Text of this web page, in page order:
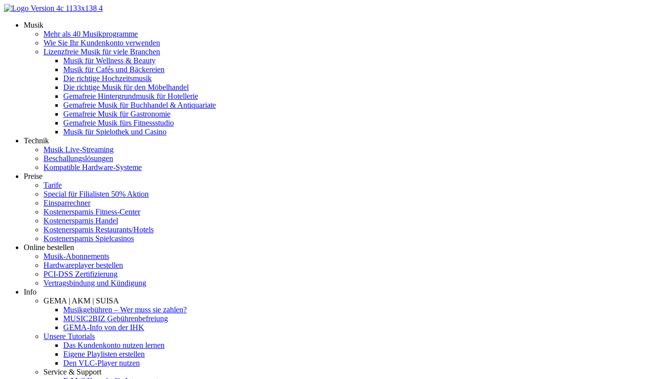
Zum
springenMusik
Mehr als 40 Musikprogramme
Wie Sie Ihr Kundenkonto verwenden
Lizenzfreie Musik für viele Branchen
Musik für Wellness & Beauty
Musik für Cafés und Bäckereien
Die richtige Hochzeitsmusik
Die richtige Musik für den Möbelhandel
Gemafreie Hintergrundmusik für Hotellerie
Gemafreie Musik für Buchhandel & Antiquariate
Gemafreie Musik für Gastronomie
Gemafreie Musik fürs Fitnessstudio
Musik für Spielothek und Casino
Technik
Musik Live-Streaming
Beschallungslösungen
Kompatible Hardware-Systeme
Preise
Tarife
Special für Filialisten 50% Aktion
Einsparrechner
Kostenersparnis Fitness-Center
Kostenersparnis Handel
Kostenersparnis Restaurants/Hotels
Kostenersparnis Spielcasinos
Online bestellen
Musik-Abonnements
Hardwareplayer bestellen
PCI-DSS Zertifizierung
Vertragsbindung und Kündigung
Info
GEMA | AKM | SUISA
Musikgebühren – Wer muss sie zahlen?
MUSIC2BIZ Gebührenbefreiung
GEMA-Info von der IHK
Unsere Tutorials
Das Kundenkonto nutzen lernen
Eigene Playlisten erstellen
Den VLC-Player nutzen
Service & Support